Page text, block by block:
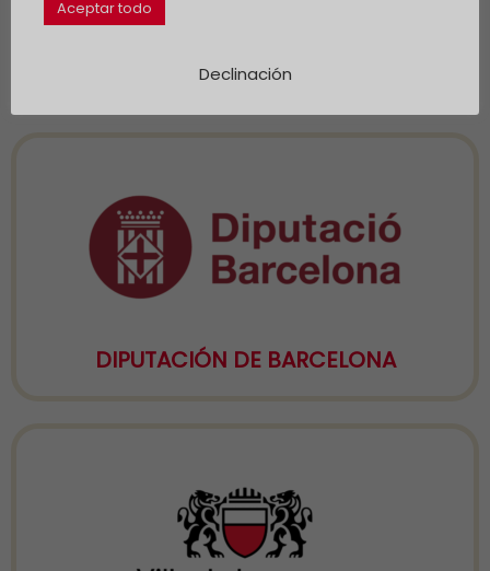
CIUDAD DE RÍO DE JANEIRO
DIPUTACIÓN DE BARCELONA
Aceptar todo
Declinación